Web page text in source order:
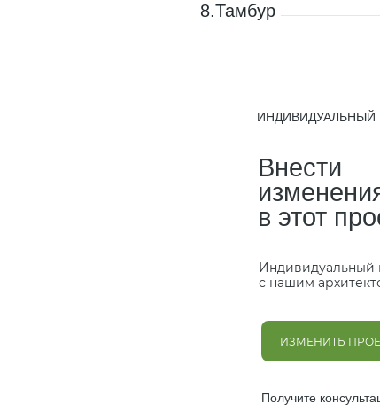
8.Тамбур
Индивидуальный
с нашим
ИЗМЕНИТЬ
ИНДИВИДУАЛЬНЫЙ
Получите
Внести
в этот